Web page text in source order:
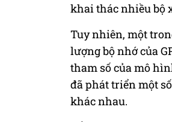
khai thác nhiều bộ
Tuy nhiên, một
lượng bộ nhớ của
tham số của mô
đã phát triển một
khác nhau.